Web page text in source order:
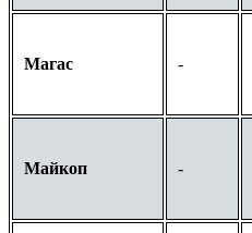
Магас -
Майкоп -